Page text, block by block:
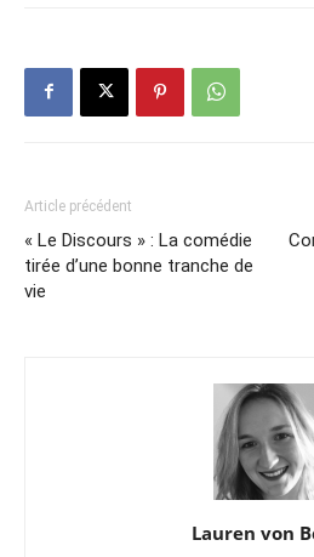
Article précédent
« Le Discours » : La comédie
tirée d’une bonne tranche de
vie
Lauren von